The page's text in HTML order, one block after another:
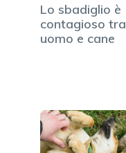
Lo sbadiglio è
contagioso tra
uomo e cane